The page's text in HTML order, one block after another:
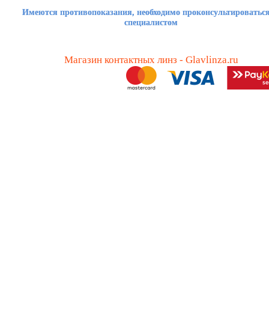
Имеются противопоказания, необходимо
специалистом
Магазин контактных линз - Glavlinza.ru